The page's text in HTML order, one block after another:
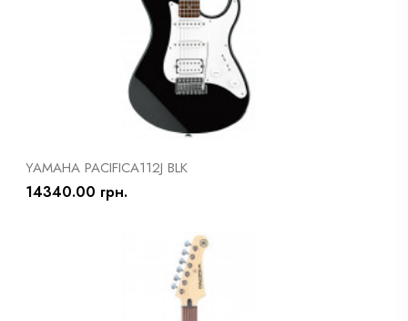
YAMAHA PACIFICA112J BLK
14340.00 грн.